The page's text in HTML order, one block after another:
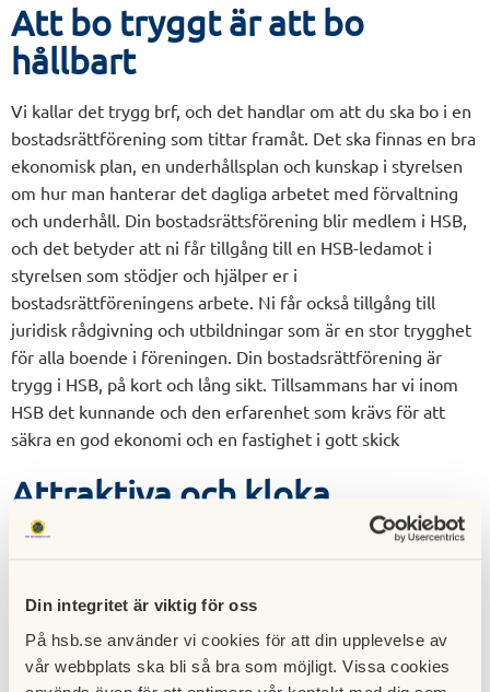
Din integritet är viktig för oss
På hsb.se använder vi cookies för att din upplevelse av
vår webbplats ska bli så bra som möjligt. Vissa cookies
Att bo tryggt är att bo
hållbart
Vi kallar det trygg brf, och det handlar om att du ska bo i en
bostadsrättförening som tittar framåt. Det ska finnas en bra
ekonomisk plan, en underhållsplan och kunskap i styrelsen
om hur man hanterar det dagliga arbetet med förvaltning
och underhåll. Din bostadsrättsförening blir medlem i HSB,
och det betyder att ni får tillgång till en HSB-ledamot i
styrelsen som stödjer och hjälper er i
bostadsrättföreningens arbete. Ni får också tillgång till
juridisk rådgivning och utbildningar som är en stor trygghet
för alla boende i föreningen. Din bostadsrättförening är
trygg i HSB, på kort och lång sikt. Tillsammans har vi inom
HSB det kunnande och den erfarenhet som krävs för att
säkra en god ekonomi och en fastighet i gott skick
Attraktiva och kloka
inredningsval för din egen stil
känsla. Särskilt om du själv fått vara med och bestämma hur
ditt eget boende ska se ut. HSB har mycket bra
inredningsval som ger dig ett boende med en stil och